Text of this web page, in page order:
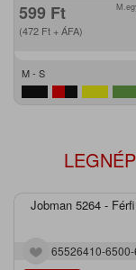
599 Ft
(472 Ft + ÁFA)
M - S
Jobman 5264 -
65526410-6500-